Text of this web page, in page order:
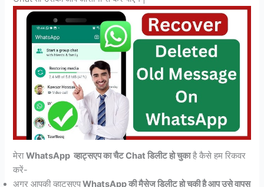
मेराWhatsApp व्हाट्सएप का चैट Chat डिलीट हो चुकाहै कैसे हम रिकवर
करें-
अगर आपकी व्हाट्सएपWhatsApp की मैसेज डिलीट हो चुकी है आप उसे वापस